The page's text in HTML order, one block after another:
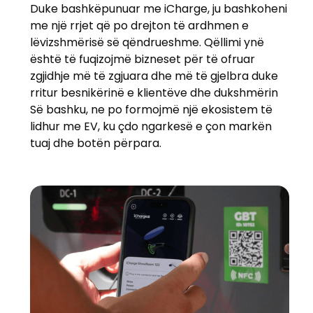
Duke bashkëpunuar me iCharge, ju bashkoheni
me një rrjet që po drejton të ardhmen e
lëvizshmërisë së qëndrueshme. Qëllimi ynë
është të fuqizojmë bizneset për të ofruar
zgjidhje më të zgjuara dhe më të gjelbra duke
rritur besnikërinë e klientëve dhe dukshmërin
Së bashku, ne po formojmë një ekosistem të
lidhur me EV, ku çdo ngarkesë e çon markën
tuaj dhe botën përpara.